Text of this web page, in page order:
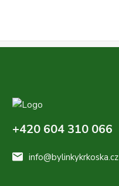
+420 604 310 066
info@bylinkykrkoska.cz